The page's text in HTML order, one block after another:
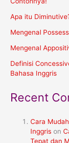
Apa itu
Mengenal
Mengenal
Definisi
Bahasa Inggris
Recent
Cara
Inggris on
Tepat dan